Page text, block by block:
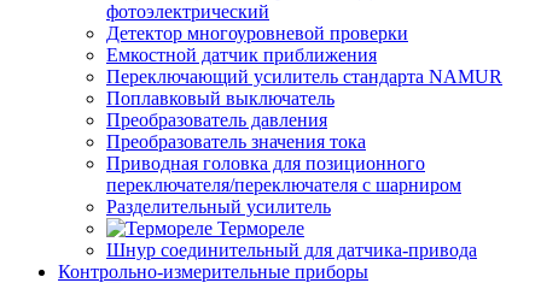
фотоэлектрический
Детектор многоуровневой проверки
Емкостной датчик приближения
Переключающий усилитель стандарта NAMUR
Поплавковый выключатель
Преобразователь давления
Преобразователь значения тока
Приводная головка для позиционного
переключателя/переключателя с шарниром
Разделительный усилитель
Термореле
Шнур соединительный для датчика-привода
Контрольно-измерительные приборы